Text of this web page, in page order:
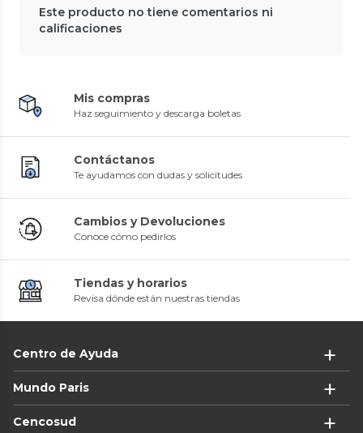
Este producto no tiene comentarios ni
calificaciones
Mis compras
Haz seguimiento y descarga boletas
Contáctanos
Te ayudamos con dudas y solicitudes
Cambios y Devoluciones
Conoce cómo pedirlos
Tiendas y horarios
Revisa dónde están nuestras tiendas
Centro de Ayuda
Mundo Paris
Cencosud